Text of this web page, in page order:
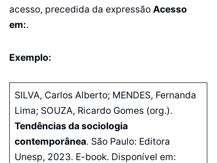
acesso, precedida da expressãoAcesso
em:.
Exemplo:
SILVA, Carlos Alberto; MENDES, Fernanda
Lima; SOUZA, Ricardo Gomes (org.).
Tendências da sociologia
contemporânea. São Paulo: Editora
Unesp, 2023. E-book. Disponível em: